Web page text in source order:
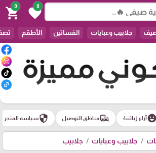
0
favorite
0
shopping_cart
صيف جلابيب وعبايات الفساتين الأطقم
emoji_emotionsآراء زبائننا: commuteمناطق التوصيل securityسياسة المتجر
جلابيب وعبايات جلابيب